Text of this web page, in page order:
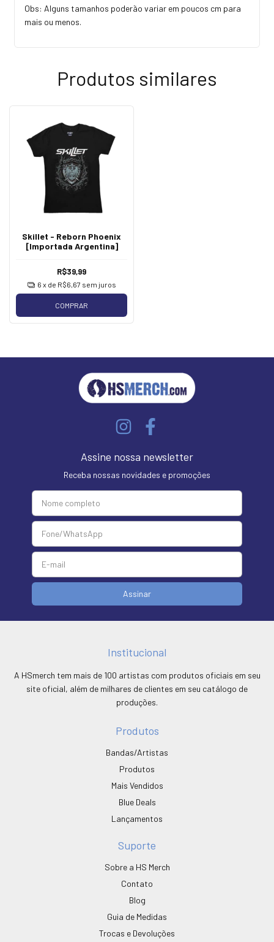
Obs: Alguns tamanhos poderão variar em poucos cm para
mais ou menos.
Produtos similares
Skillet - Reborn Phoenix
[Importada Argentina]
R$39,99
6 x de R$6,67 sem juros
COMPRAR
Assine nossa newsletter
Receba nossas novidades e promoções
Institucional
A HSmerch tem mais de 100 artistas com produtos oficiais em seu
site oficial, além de milhares de clientes em seu catálogo de
produções.
Produtos
Bandas/Artistas
Produtos
Mais Vendidos
Blue Deals
Lançamentos
Suporte
Sobre a HS Merch
Contato
Blog
Guia de Medidas
Trocas e Devoluções